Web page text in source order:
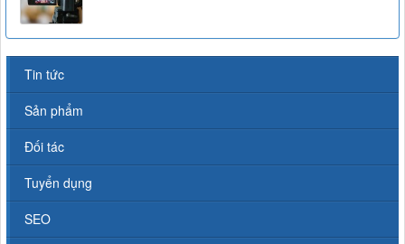
Tin tức
Sản phẩm
Đối tác
Tuyển dụng
SEO